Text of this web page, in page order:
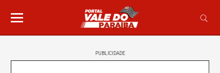
PUBLICIDADE